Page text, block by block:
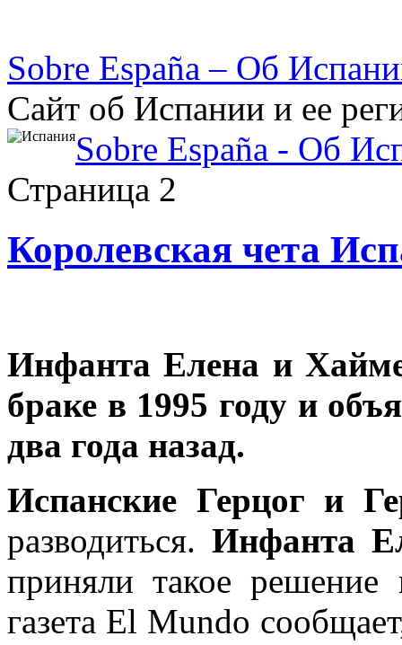
Sobre España – Об
Сайт об Испании и ее
Sobre España - Об
Страница 2
Королевская чета
Инфанта Елена и
браке в 1995 году и
два года назад.
Испанские Герцог и
разводиться. Инфанта
приняли такое решение
газета El Mundo